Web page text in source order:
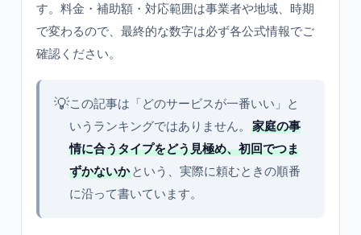
す。料金・補助額・対応範囲は事業者や地域、時期
で変わるので、最終的な数字は必ず各公式情報でご
確認ください。
💡この記事は「どのサービスが一番いい」と
いうランキングではありません。
家庭の事
情に合うタイプをどう見極め、初回でつま
ずかないか という、実際に頼むときの順番
に沿って書いています。